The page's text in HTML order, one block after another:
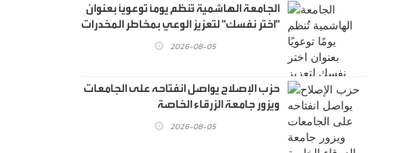
الجامعة الهاشمية تُنظم يومًا توعويًا بعنوان
"اختر نفسك" لتعزيز الوعي بمخاطر المخدرات
2026-08-05
حزب الإصلاح يواصل انفتاحه على الجامعات
ويزور جامعة الزرقاء الخاصة
2026-08-05